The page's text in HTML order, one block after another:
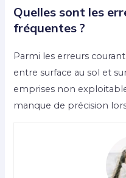
Quelles sont les
fréquentes ?
Parmi les erreurs
entre surface au sol et
emprises non
manque de précision